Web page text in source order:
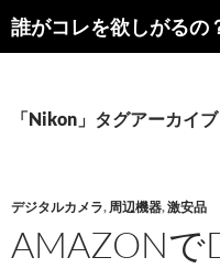
コ
ン
キ
プ
誰がコレを欲しがるの
検
索
「Nikon」タグアーカイブ
デジタルカメラ, 周辺機器,激安品
AMAZONで